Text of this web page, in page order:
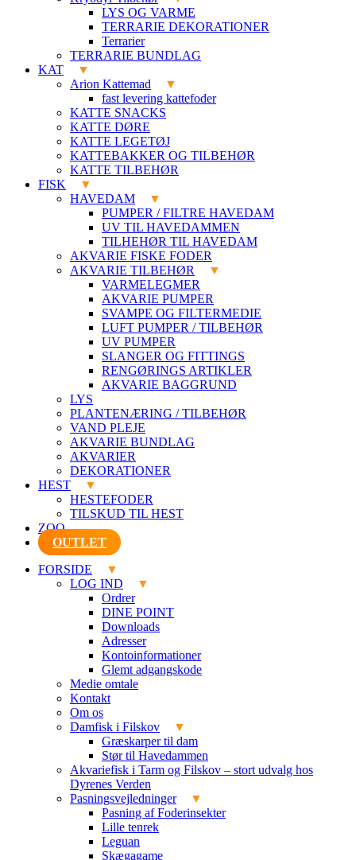
LYS OG VARME
TERRARIE DEKORATIONER
Terrarier
TERRARIE BUNDLAG
KAT
Arion Kattemad
fast levering kattefoder
KATTE SNACKS
KATTE DØRE
KATTE LEGETØJ
KATTEBAKKER OG TILBEHØR
KATTE TILBEHØR
FISK
HAVEDAM
PUMPER / FILTRE HAVEDAM
UV TIL HAVEDAMMEN
TILHEHØR TIL HAVEDAM
AKVARIE FISKE FODER
AKVARIE TILBEHØR
VARMELEGMER
AKVARIE PUMPER
SVAMPE OG FILTERMEDIE
LUFT PUMPER / TILBEHØR
UV PUMPER
SLANGER OG FITTINGS
RENGØRINGS ARTIKLER
AKVARIE BAGGRUND
LYS
PLANTENÆRING / TILBEHØR
VAND PLEJE
AKVARIE BUNDLAG
AKVARIER
DEKORATIONER
HEST
HESTEFODER
TILSKUD TIL HEST
ZOO
OUTLET
FORSIDE
LOG IND
Ordrer
DINE POINT
Downloads
Adresser
Kontoinformationer
Glemt adgangskode
Medie omtale
Kontakt
Om os
Damfisk i Filskov
Græskarper til dam
Stør til Havedammen
Akvariefisk i Tarm og Filskov – stort udvalg hos
Dyrenes Verden
Pasningsvejledninger
Pasning af Foderinsekter
Lille tenrek
Leguan
Skægagame